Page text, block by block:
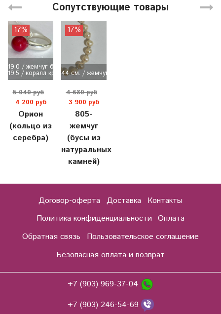
Сопутствующие товары
19.0 / жемчуг белый (майорка)
19.5 / коралл красный (имит)
17%
5 040 руб
4 200 руб
Орион
(кольцо из
серебра)
44 см. / жемчуг бежевый
17%
4 680 руб
3 900 руб
805-
жемчуг
(бусы из
натуральных
камней)
Договор-оферта Доставка
Контакты
Политика конфиденциальности Оплата
Обратная связь
Пользовательское соглашение
Безопасная оплата и возврат
+7 (903) 969-37-04
+7 (903) 246-54-69